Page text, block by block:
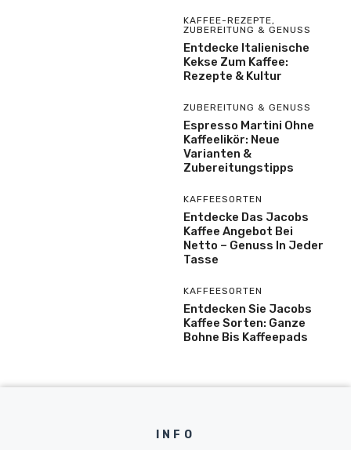
KAFFEE-REZEPTE,
ZUBEREITUNG & GENUSS
Entdecke Italienische
Kekse Zum Kaffee:
Rezepte & Kultur
ZUBEREITUNG & GENUSS
Espresso Martini Ohne
Kaffeelikör: Neue
Varianten &
Zubereitungstipps
KAFFEESORTEN
Entdecke Das Jacobs
Kaffee Angebot Bei
Netto – Genuss In Jeder
Tasse
KAFFEESORTEN
Entdecken Sie Jacobs
Kaffee Sorten: Ganze
Bohne Bis Kaffeepads
INFO